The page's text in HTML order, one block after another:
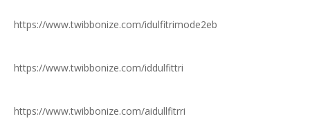
https://www.twibbonize.com/idulfitrimode2eb
https://www.twibbonize.com/iddulfittri
https://www.twibbonize.com/aidullfitrri